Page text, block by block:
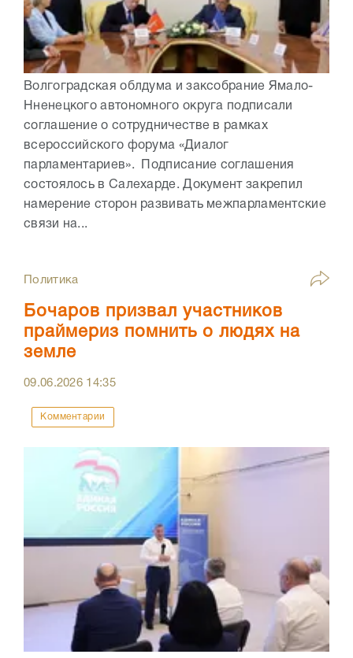
Волгоградская облдума и заксобрание Ямало-
Нненецкого автономного округа подписали
соглашение о сотрудничестве в рамках
всероссийского форума «Диалог
парламентариев». Подписание соглашения
состоялось в Салехарде. Документ закрепил
намерение сторон развивать межпарламентские
связи на...
Политика
Бочаров призвал участников
праймериз помнить о людях на
земле
09.06.2026 14:35
Комментарии